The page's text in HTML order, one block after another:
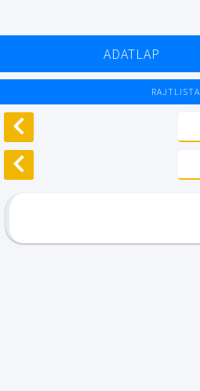
ADATLAP
RAJTLISTA